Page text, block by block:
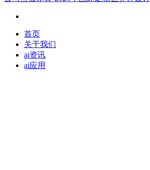
首页
关于我们
ai资讯
ai应用